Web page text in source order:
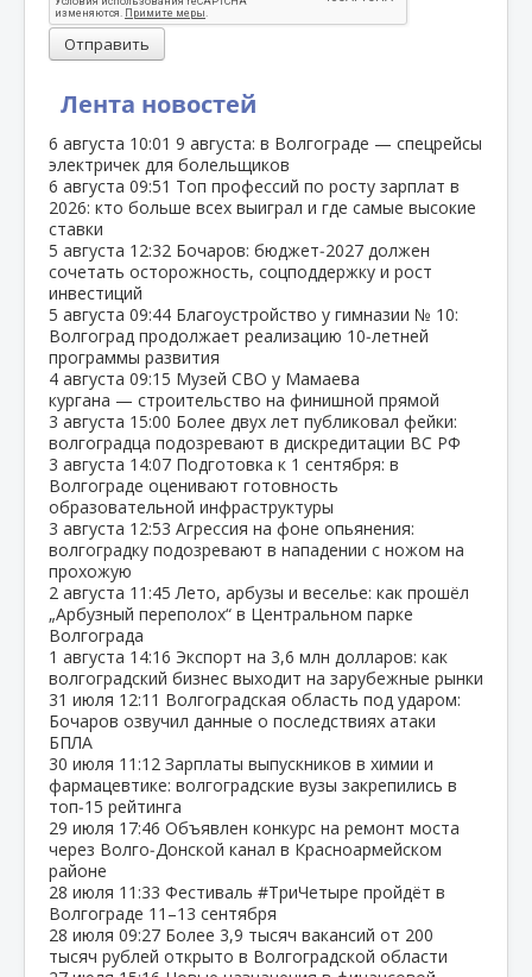
Лента новостей
6 августа 10:01 9 августа: в Волгограде — спецрейсы
электричек для болельщиков
6 августа 09:51 Топ профессий по росту зарплат в
2026: кто больше всех выиграл и где самые высокие
ставки
5 августа 12:32 Бочаров: бюджет‑2027 должен
сочетать осторожность, соцподдержку и рост
инвестиций
5 августа 09:44 Благоустройство у гимназии № 10:
Волгоград продолжает реализацию 10‑летней
программы развития
4 августа 09:15 Музей СВО у Мамаева
кургана — строительство на финишной прямой
3 августа 15:00 Более двух лет публиковал фейки:
волгоградца подозревают в дискредитации ВС РФ
3 августа 14:07 Подготовка к 1 сентября: в
Волгограде оценивают готовность
образовательной инфраструктуры
3 августа 12:53 Агрессия на фоне опьянения:
волгоградку подозревают в нападении с ножом на
прохожую
2 августа 11:45 Лето, арбузы и веселье: как прошёл
„Арбузный переполох“ в Центральном парке
Волгограда
1 августа 14:16 Экспорт на 3,6 млн долларов: как
волгоградский бизнес выходит на зарубежные рынки
31 июля 12:11 Волгоградская область под ударом:
Бочаров озвучил данные о последствиях атаки
БПЛА
30 июля 11:12 Зарплаты выпускников в химии и
фармацевтике: волгоградские вузы закрепились в
топ‑15 рейтинга
29 июля 17:46 Объявлен конкурс на ремонт моста
через Волго‑Донской канал в Красноармейском
районе
28 июля 11:33 Фестиваль #ТриЧетыре пройдёт в
Волгограде 11–13 сентября
28 июля 09:27 Более 3,9 тысяч вакансий от 200
тысяч рублей открыто в Волгоградской области
Отправить